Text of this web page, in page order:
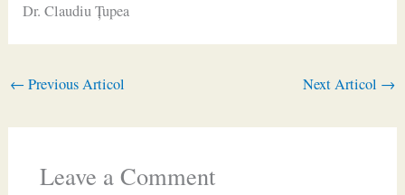
Dr. Claudiu Ţupea
← Previous Articol Next Articol →
Leave a Comment